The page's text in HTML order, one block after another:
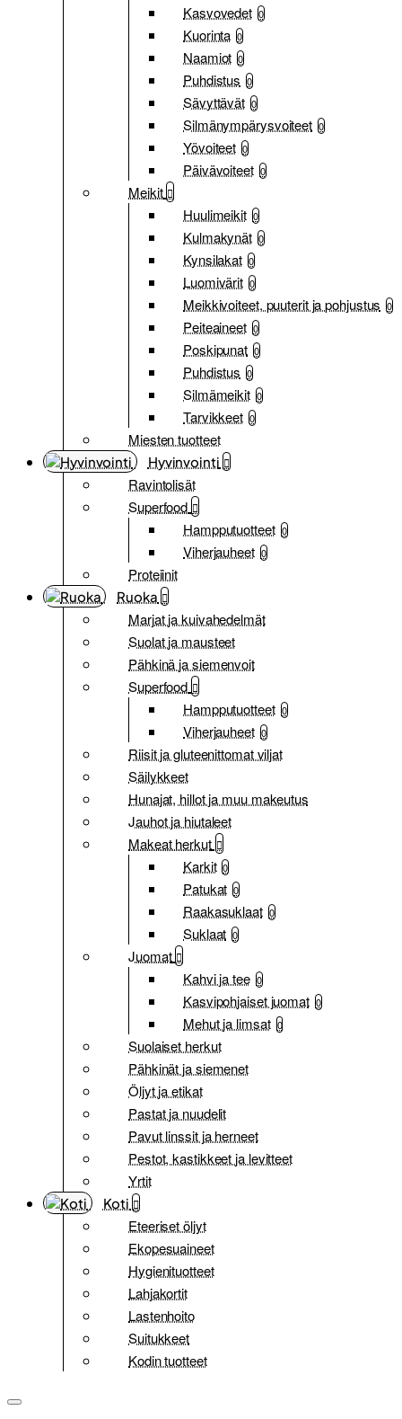
Kasvovedet 0
Kuorinta 0
Naamiot 0
Puhdistus 0
Sävyttävät 0
Silmänympärysvoiteet 0
Yövoiteet 0
Päivävoiteet 0
Meikit
Huulimeikit 0
Kulmakynät 0
Kynsilakat 0
Luomivärit 0
Meikkivoiteet, puuterit ja pohjustus 0
Peiteaineet 0
Poskipunat 0
Puhdistus 0
Silmämeikit 0
Tarvikkeet 0
Miesten tuotteet
Hyvinvointi
Ravintolisät
Superfood
Hampputuotteet 0
Viherjauheet 0
Proteiinit
Ruoka
Marjat ja kuivahedelmät
Suolat ja mausteet
Pähkinä ja siemenvoit
Superfood
Hampputuotteet 0
Viherjauheet 0
Riisit ja gluteenittomat viljat
Säilykkeet
Hunajat, hillot ja muu makeutus
Jauhot ja hiutaleet
Makeat herkut
Karkit 0
Patukat 0
Raakasuklaat 0
Suklaat 0
Juomat
Kahvi ja tee 0
Kasvipohjaiset juomat 0
Mehut ja limsat 0
Suolaiset herkut
Pähkinät ja siemenet
Öljyt ja etikat
Pastat ja nuudelit
Pavut linssit ja herneet
Pestot, kastikkeet ja levitteet
Yrtit
Koti
Eteeriset öljyt
Ekopesuaineet
Hygienituotteet
Lahjakortit
Lastenhoito
Suitukkeet
Kodin tuotteet